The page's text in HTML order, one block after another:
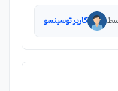
کاربر توسینسو